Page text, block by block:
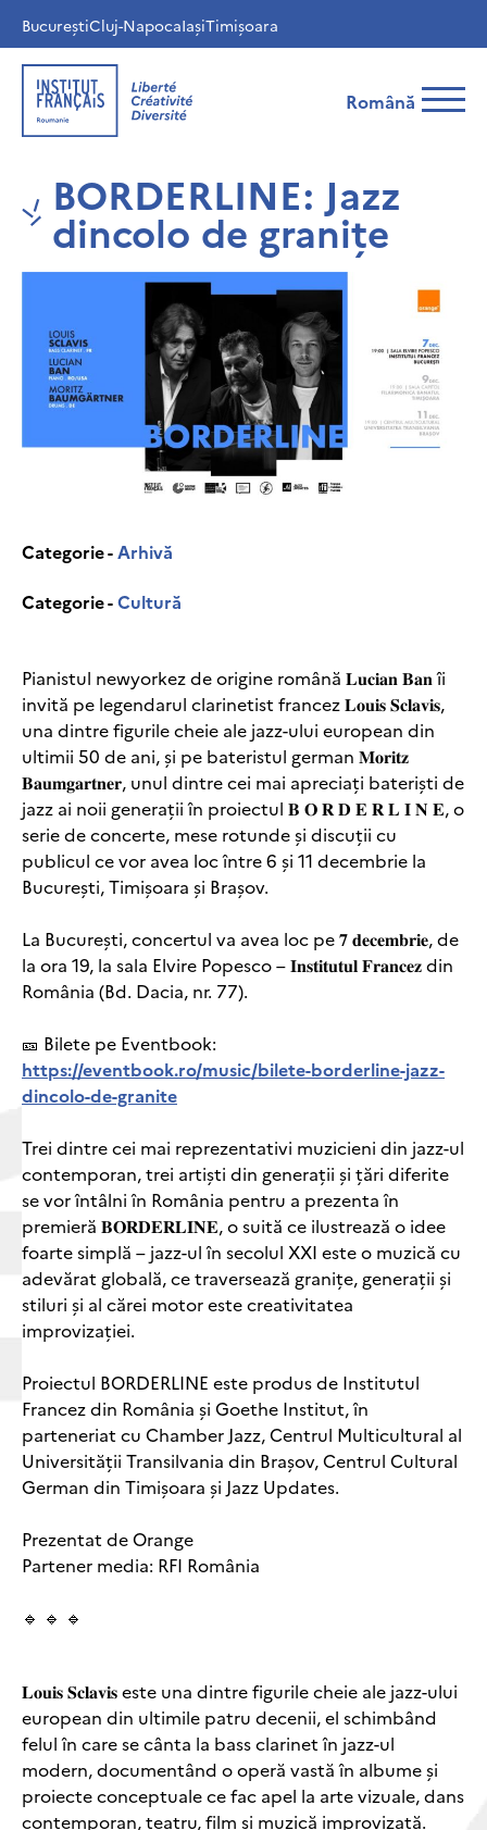
BucureștiCluj-NapocaIașiTimișoara
Română
BORDERLINE: Jazz
dincolo de granițe
Categorie -Arhivă
Categorie -Cultură
Pianistul newyorkez de origine română 𝐋𝐮𝐜𝐢𝐚𝐧 𝐁𝐚𝐧 îi
invită pe legendarul clarinetist francez 𝐋𝐨𝐮𝐢𝐬 𝐒𝐜𝐥𝐚𝐯𝐢𝐬,
una dintre figurile cheie ale jazz-ului european din
ultimii 50 de ani, și pe bateristul german 𝐌𝐨𝐫𝐢𝐭𝐳
𝐁𝐚𝐮𝐦𝐠𝐚𝐫𝐭𝐧𝐞𝐫, unul dintre cei mai apreciați bateriști de
jazz ai noii generații în proiectul 𝐁 𝐎 𝐑 𝐃 𝐄 𝐑 𝐋 𝐈 𝐍 𝐄, o
serie de concerte, mese rotunde și discuții cu
publicul ce vor avea loc între 6 și 11 decembrie la
București, Timișoara și Brașov.
La București, concertul va avea loc pe 𝟕 𝐝𝐞𝐜𝐞𝐦𝐛𝐫𝐢𝐞, de
la ora 19, la sala Elvire Popesco – 𝐈𝐧𝐬𝐭𝐢𝐭𝐮𝐭𝐮𝐥 𝐅𝐫𝐚𝐧𝐜𝐞𝐳 din
România (Bd. Dacia, nr. 77).
🎫 Bilete pe Eventbook:
https://eventbook.ro/music/bilete-borderline-jazz-
dincolo-de-granite
Trei dintre cei mai reprezentativi muzicieni din jazz-ul
contemporan, trei artiști din generații și țări diferite
se vor întâlni în România pentru a prezenta în
premieră 𝐁𝐎𝐑𝐃𝐄𝐑𝐋𝐈𝐍𝐄, o suită ce ilustrează o idee
foarte simplă – jazz-ul în secolul XXI este o muzică cu
adevărat globală, ce traversează granițe, generații și
stiluri și al cărei motor este creativitatea
improvizației.
Proiectul BORDERLINE este produs de Institutul
Francez din România și Goethe Institut, în
parteneriat cu Chamber Jazz, Centrul Multicultural al
Universității Transilvania din Brașov, Centrul Cultural
German din Timișoara și Jazz Updates.
Prezentat de Orange
Partener media: RFI România
🔹 🔹 🔹
𝐋𝐨𝐮𝐢𝐬 𝐒𝐜𝐥𝐚𝐯𝐢𝐬 este una dintre figurile cheie ale jazz-ului
european din ultimile patru decenii, el schimbând
felul în care se cânta la bass clarinet în jazz-ul
modern, documentând o operă vastă în albume și
proiecte conceptuale ce fac apel la arte vizuale, dans
contemporan, teatru, film și muzică improvizată.